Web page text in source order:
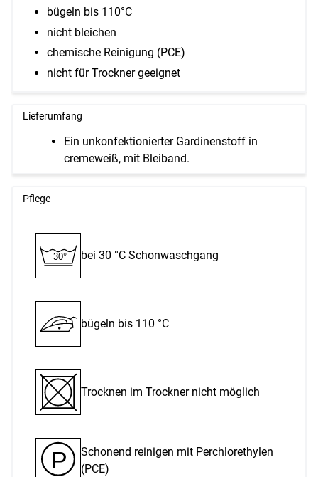
bügeln bis 110°C
nicht bleichen
chemische Reinigung (PCE)
nicht für Trockner geeignet
Lieferumfang
Ein unkonfektionierter Gardinenstoff in
cremeweiß, mit Bleiband.
Pflege
30° bei 30 °C Schon­waschgang
bügeln bis 110 °C
Trocknen im Trockner nicht möglich
P
Schonend reinigen mit Perchlor­ethylen
(PCE)